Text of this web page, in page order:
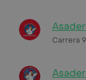
Carrera